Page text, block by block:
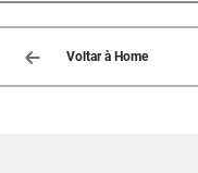
Voltar à Home